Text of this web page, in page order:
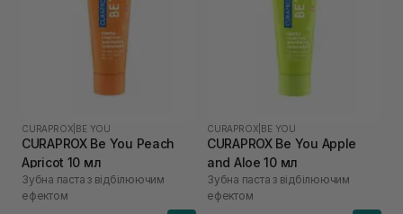
CURAPROX BE YOU
CURAPROX Be You Peach
Apricot 10 мл
Зубна паста з відбілюючим
ефектом
CURAPROX BE YOU
CURAPROX Be You Apple
and Aloe 10 мл
Зубна паста з відбілюючим
ефектом